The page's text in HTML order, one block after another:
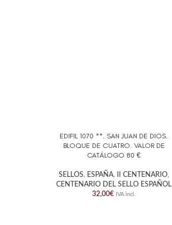
AÑADIR AL CARRITO
EDIFIL 1070 **. SAN JUAN DE DIOS.
BLOQUE DE CUATRO. VALOR DE
CATÁLOGO 80 €
SELLOS, ESPAÑA, II CENTENARIO,
CENTENARIO DEL SELLO ESPAÑOL
32,00€ IVA incl.